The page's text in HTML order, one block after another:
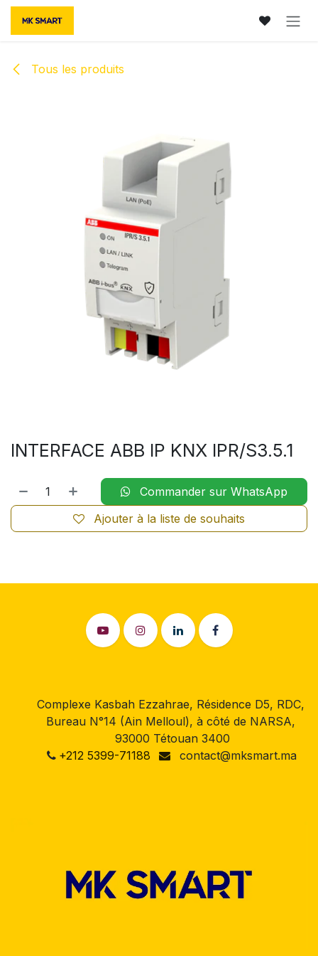
Se rendre au contenu
Tous les produits
INTERFACE ABB IP KNX IPR/S3.5.1
Commander sur WhatsApp
Ajouter à la liste de souhaits
Complexe Kasbah Ezzahrae, Résidence D5, RDC,
Bureau N°14 (Ain Melloul), à côté de NARSA,
93000 Tétouan 3400
+212 5399-71188
contact@mksmart.ma